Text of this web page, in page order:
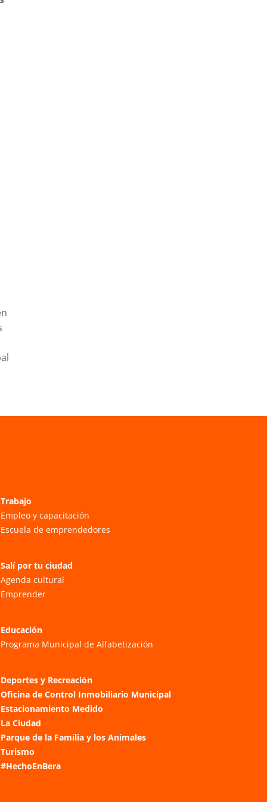
Trabajo
Empleo y capacitación
Escuela de emprendedores
Salí por tu ciudad
Agenda cultural
Emprender
Educación
Programa Municipal de Alfabetización
Deportes y Recreación
Oficina de Control Inmobiliario Municipal
Estacionamiento Medido
La Ciudad
Parque de la Familia y los Animales
Turismo
#HechoEnBera